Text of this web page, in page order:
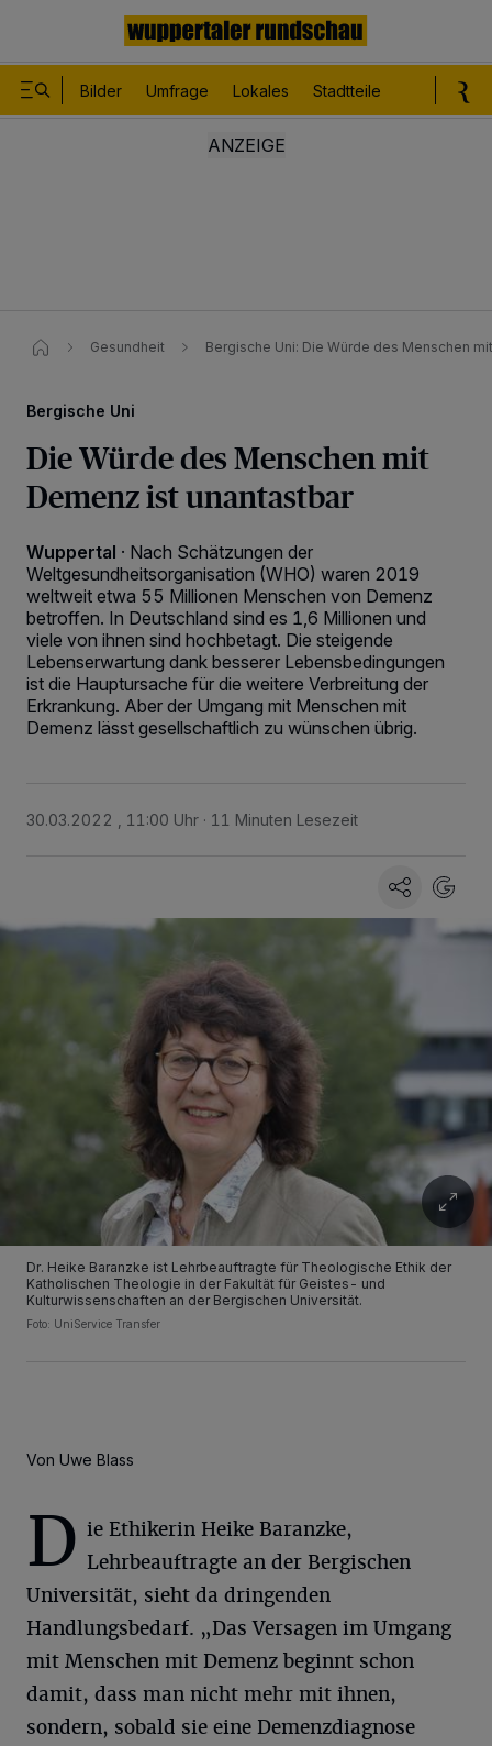
Bilder Umfrage Lokales Stadtteile
Gesundheit Bergische Uni: Die Würde des Menschen
Bergische Uni
Die Würde des Menschen mit
Demenz ist unantastbar
Wuppertal · Nach Schätzungen der
Weltgesundheitsorganisation (WHO) waren 2019
weltweit etwa 55 Millionen Menschen von Demenz
betroffen. In Deutschland sind es 1,6 Millionen und
viele von ihnen sind hochbetagt. Die steigende
Lebenserwartung dank besserer Lebensbedingungen
ist die Hauptursache für die weitere Verbreitung der
Erkrankung. Aber der Umgang mit Menschen mit
Demenz lässt gesellschaftlich zu wünschen übrig.
30.03.2022 , 11:00 Uhr 11 Minuten Lesezeit
Dr. Heike Baranzke ist Lehrbeauftragte für Theologische Ethik der
Katholischen Theologie in der Fakultät für Geistes- und
Kulturwissenschaften an der Bergischen Universität.
Foto: UniService Transfer
Von Uwe Blass
D ie Ethikerin Heike Baranzke,
Lehrbeauftragte an der Bergischen
Universität, sieht da dringenden
Handlungsbedarf. „Das Versagen im Umgang
mit Menschen mit Demenz beginnt schon
damit, dass man nicht mehr mit ihnen,
sondern, sobald sie eine Demenzdiagnose